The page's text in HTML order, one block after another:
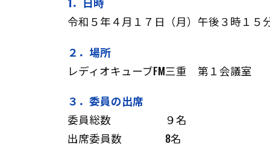
令和５年４月１７日（月）午後３時１５
２．場所
レディオキューブFM三重 第１会議室
３．委員の出席
委員総数 ９名
出席委員数 8名